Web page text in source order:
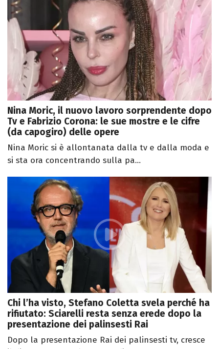
Nina Moric, il nuovo lavoro sorprendente dopo
Tv e Fabrizio Corona: le sue mostre e le cifre
(da capogiro) delle opere
Nina Moric si è allontanata dalla tv e dalla moda e
si sta ora concentrando sulla pa...
Chi l’ha visto, Stefano Coletta svela perché ha
rifiutato: Sciarelli resta senza erede dopo la
presentazione dei palinsesti Rai
Dopo la presentazione Rai dei palinsesti tv, cresce